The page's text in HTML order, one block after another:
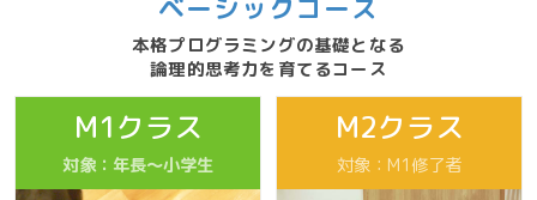
ベーシックコース
本格プログラミングの基礎となる
論理的思考力を育てるコース
M1クラス
対象：年長〜小学生
M2クラス
対象：M1修了者